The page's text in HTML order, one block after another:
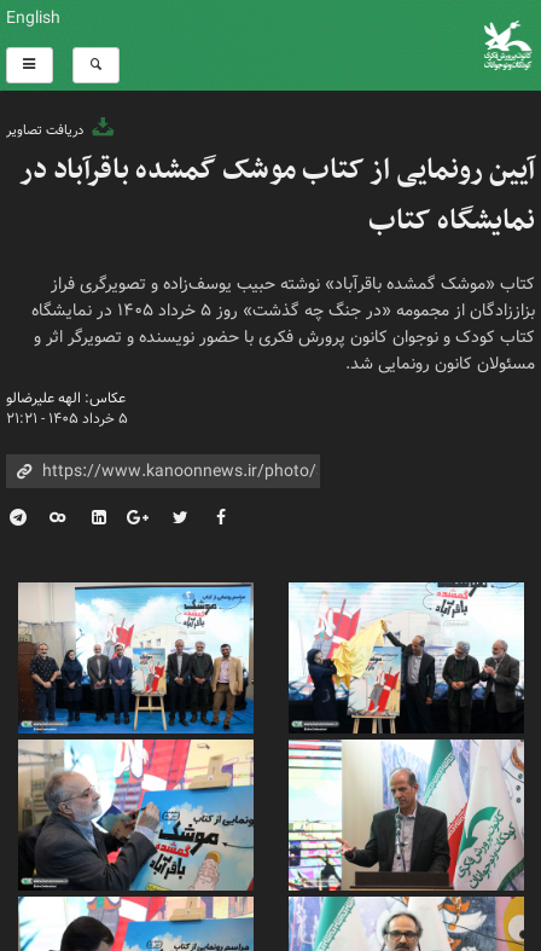
English
دریافت تصاویر
آیین رونمایی از کتاب موشک گمشده باقرآباد در
نمایشگاه کتاب
کتاب «موشک گمشده باقرآباد» نوشته حبیب یوسف‌زاده و تصویرگری فراز
بزاززادگان از مجمومه «در جنگ چه گذشت» روز ۵ خرداد ۱۴۰۵ در نمایشگاه
کتاب کودک و نوجوان کانون پرورش فکری با حضور نویسنده و تصویرگر اثر و
مسئولان کانون رونمایی شد.
عکاس: الهه علیرضالو
۵ خرداد ۱۴۰۵ - ۲۱:۲۱